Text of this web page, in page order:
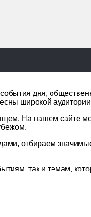
дня,
широкой
На нашем сайте
отбираем
так и темам,